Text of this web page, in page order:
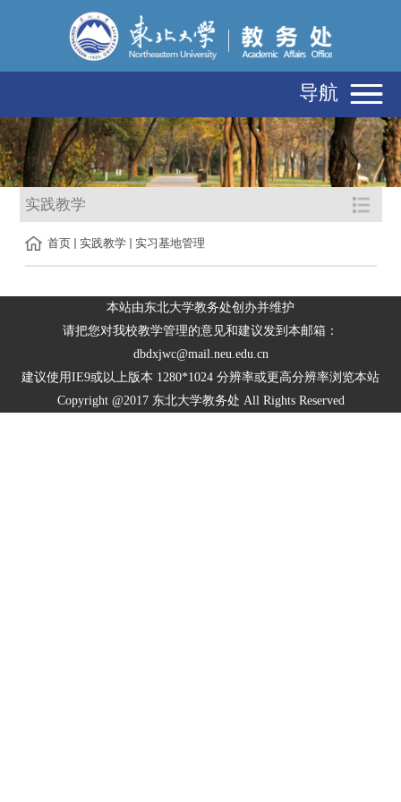
导航
实践教学
首页 实践教学 实习基地管理
本站由东北大学教务处创办并维护
请把您对我校教学管理的意见和建议发到本邮箱：
dbdxjwc@mail.neu.edu.cn
建议使用IE9或以上版本 1280*1024 分辨率或更高分辨率浏览本站
Copyright @2017 东北大学教务处 All Rights Reserved